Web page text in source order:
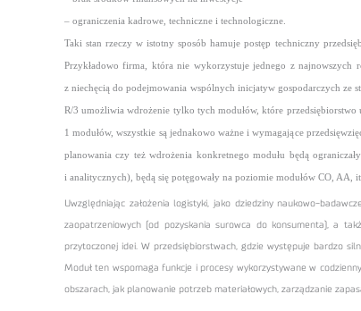
– ograniczenia kadrowe, techniczne i technologiczne.
Taki stan rzeczy w istotny sposób hamuje postęp techniczny
Przykładowo firma, która nie wykorzystuje jednego z
z niechęcią do podejmowania wspólnych inicjatyw gospodarczych ze
R/3 umożliwia wdrożenie tylko tych modułów, które przedsiębiorstwo
1 modułów, wszystkie są jednakowo ważne i wymagające
planowania czy też wdrożenia konkretnego modułu będą
i analitycznych), będą się potęgowały na poziomie modułów CO, AA,
Uwzględniając założenia logistyki, jako dziedziny naukowo-
zaopatrzeniowych (od pozyskania surowca do konsumenta), a
przytoczonej idei. W przedsiębiorstwach, gdzie występuje bardzo
Moduł ten wspomaga funkcje i procesy wykorzystywane w
obszarach, jak planowanie potrzeb materiałowych, zarządzanie